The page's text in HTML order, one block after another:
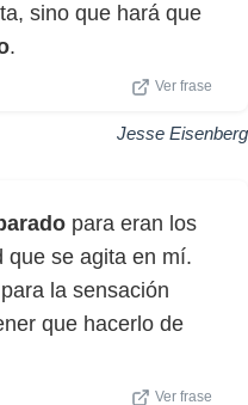
sino que hará que
.
Ver frase
Jesse Eisenberg
para eran los
que se agita en mí.
para la sensación
que hacerlo de
Ver frase